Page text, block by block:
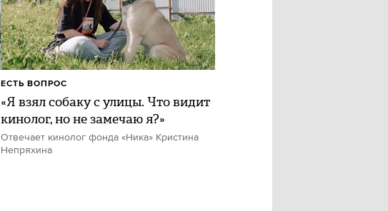
«Я взял собаку с улицы. Что видит
кинолог, но не замечаю я?»
Отвечает кинолог фонда «Ника» Кристина
Непряхина
ЕСТЬ ВОПРОС